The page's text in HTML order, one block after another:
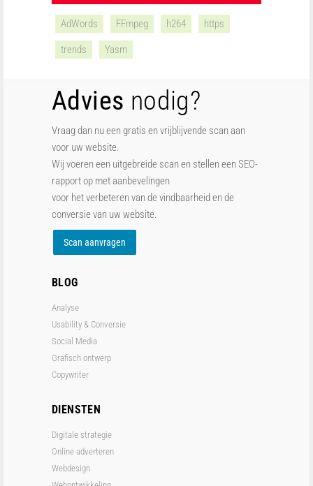
AdWords FFmpeg h264 https
trends Yasm
Advies nodig?
Vraag dan nu een gratis en vrijblijvende scan aan
voor uw website.
Wij voeren een uitgebreide scan en stellen een SEO-
rapport op met aanbevelingen
voor het verbeteren van de vindbaarheid en de
conversie van uw website.
Scan aanvragen
BLOG
Analyse
Usability & Conversie
Social Media
Grafisch ontwerp
Copywriter
DIENSTEN
Digitale strategie
Online adverteren
Webdesign